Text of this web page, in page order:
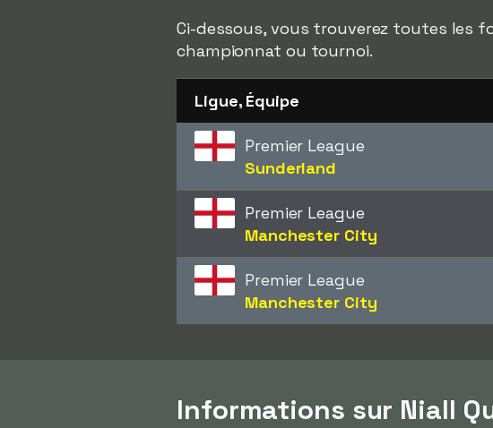
Ci-dessous, vous trouverez toutes les
championnat ou tournoi.
Ligue, Équipe
Premier League
Sunderland
Premier League
Manchester City
Premier League
Manchester City
Informations sur Niall